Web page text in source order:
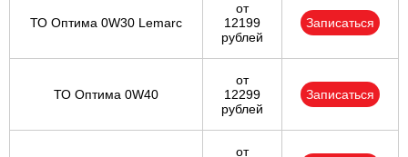
ТО Оптима 0W30 Lemarc
от
12199
рублей
Записаться
ТО Оптима 0W40
от
12299
рублей
Записаться
от